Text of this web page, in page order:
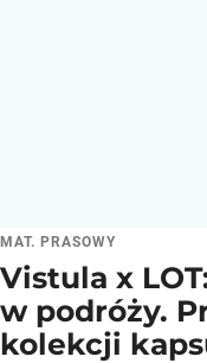
MAT. PRASOWY
Vistula x
w podróży.
kolekcji